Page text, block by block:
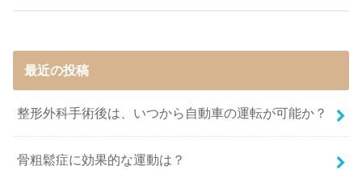
最近の投稿
整形外科手術後は、いつから自動車の運転が可能か？
骨粗鬆症に効果的な運動は？